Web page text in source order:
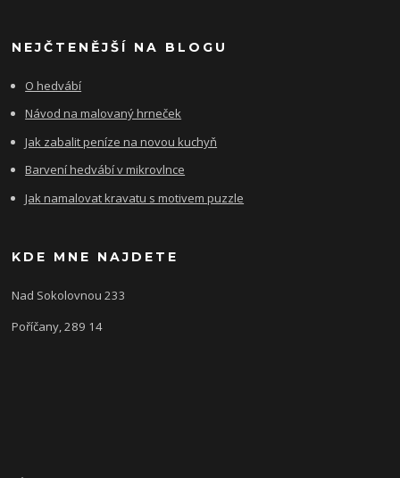
NEJČTENĚJŠÍ NA BLOGU
O hedvábí
Návod na malovaný hrneček
Jak zabalit peníze na novou kuchyň
Barvení hedvábí v mikrovlnce
Jak namalovat kravatu s motivem puzzle
KDE MNE NAJDETE
Nad Sokolovnou 233
Poříčany, 289 14